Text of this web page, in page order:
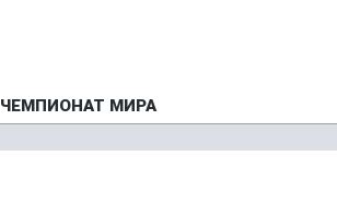
ЧЕМПИОНАТ МИРА